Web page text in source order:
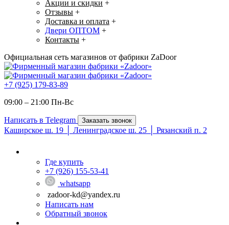
Акции и скидки +
Отзывы +
Доставка и оплата +
Двери ОПТОМ +
Контакты +
Официальная сеть магазинов от фабрики ZaDoor
+7 (925) 179-83-89
09:00 – 21:00 Пн-Вc
Написать в Telegram Заказать звонок
Каширское ш. 19 │ Ленинградское ш. 25 │ Рязанский п. 2
Где купить
+7 (926) 155-53-41
whatsapp
zadoor-kd@yandex.ru
Написать нам
Обратный звонок